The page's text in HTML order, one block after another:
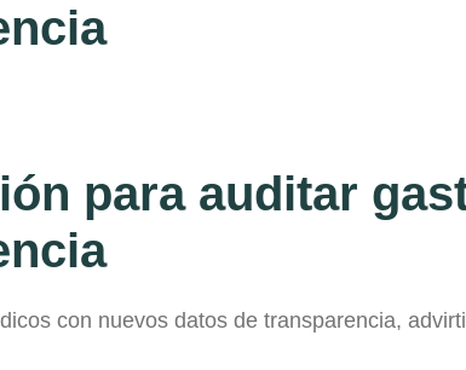
para auditar
con nuevos datos de transparencia,